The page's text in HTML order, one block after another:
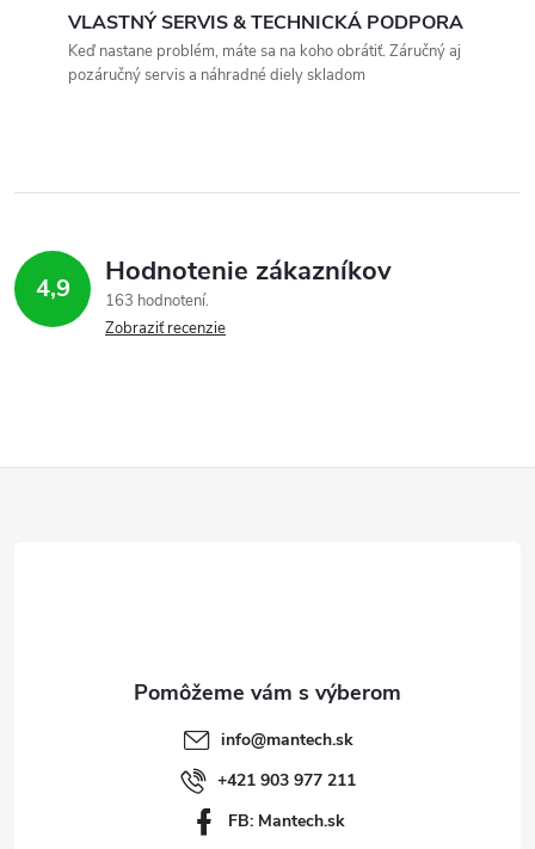
VLASTNÝ SERVIS & TECHNICKÁ PODPORA
Keď nastane problém, máte sa na koho obrátiť. Záručný aj
pozáručný servis a náhradné diely skladom
4,9 Hodnotenie zákazníkov
163 hodnotení
Zobraziť recenzie
info@mantech.sk
+421 903 977 211
FB: Mantech.sk